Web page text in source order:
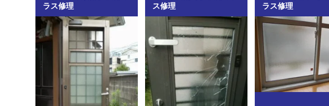
ラス修理
ス修理
ラス修理